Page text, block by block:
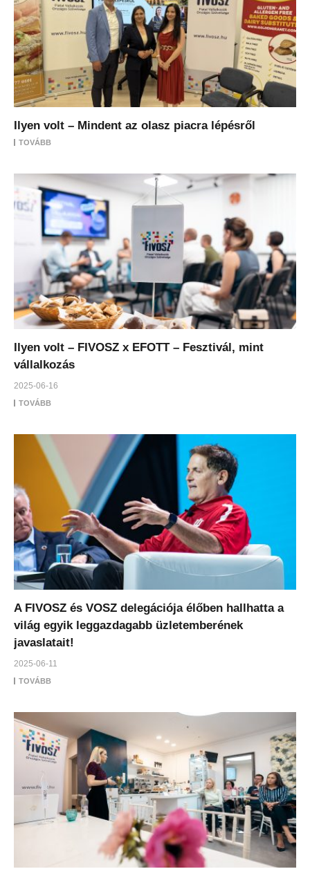
Ilyen volt – Mindent az olasz piacra lépésről
TOVÁBB
Ilyen volt – FIVOSZ x EFOTT – Fesztivál, mint
vállalkozás
2025-06-16
TOVÁBB
A FIVOSZ és VOSZ delegációja élőben hallhatta a
világ egyik leggazdagabb üzletemberének
javaslatait!
2025-06-11
TOVÁBB